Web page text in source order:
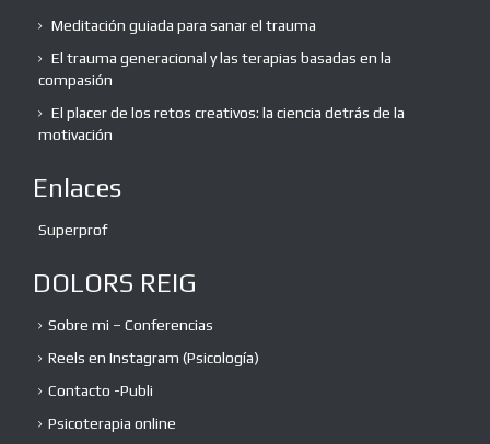
Meditación guiada para sanar el trauma
El trauma generacional y las terapias basadas en la
compasión
El placer de los retos creativos: la ciencia detrás de la
motivación
Enlaces
Superprof
DOLORS REIG
Sobre mi – Conferencias
Reels en Instagram (Psicología)
Contacto -Publi
Psicoterapia online